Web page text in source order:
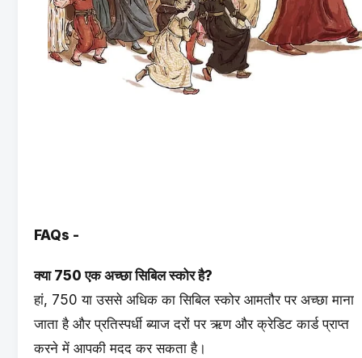
FAQs -
क्या 750 एक अच्छा सिबिल स्कोर है?
हां, 750 या उससे अधिक का सिबिल स्कोर आमतौर पर अच्छा माना
जाता है और प्रतिस्पर्धी ब्याज दरों पर ऋण और क्रेडिट कार्ड प्राप्त
करने में आपकी मदद कर सकता है।